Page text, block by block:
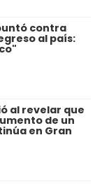
contra
al país:
al revelar que
de un
en Gran